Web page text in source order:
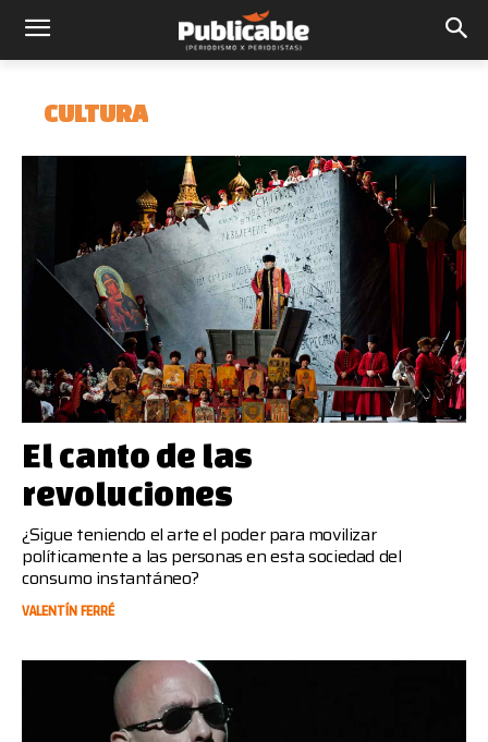
CULTURA
El canto de las
revoluciones
¿Sigue teniendo el arte el poder para movilizar
políticamente a las personas en esta sociedad del
consumo instantáneo?
VALENTÍN FERRÉ